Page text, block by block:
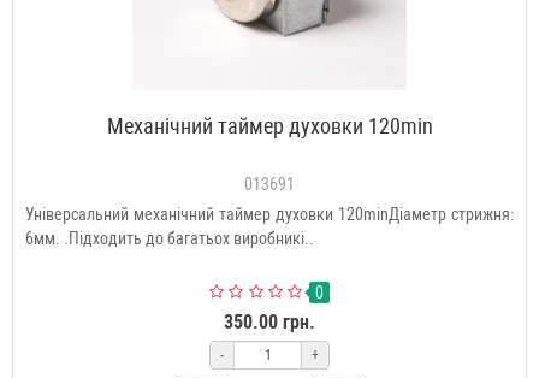
Механічний таймер духовки 120min
013691
Універсальний механічний таймер духовки 120minДіаметр стрижня:
6мм. .Підходить до багатьох виробникі..
0
350.00 грн.
- +